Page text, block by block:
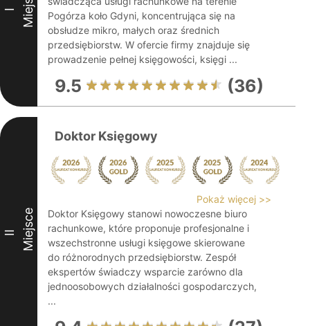
I
Pogórza koło Gdyni, koncentrująca się na
obsłudze mikro, małych oraz średnich
przedsiębiorstw. W ofercie firmy znajduje się
prowadzenie pełnej księgowości, księgi ...
9.5 (36)
II Miejsce
Doktor Księgowy
Pokaż więcej >>
Doktor Księgowy stanowi nowoczesne biuro
rachunkowe, które proponuje profesjonalne i
wszechstronne usługi księgowe skierowane
do różnorodnych przedsiębiorstw. Zespół
ekspertów świadczy wsparcie zarówno dla
jednoosobowych działalności gospodarczych,
...